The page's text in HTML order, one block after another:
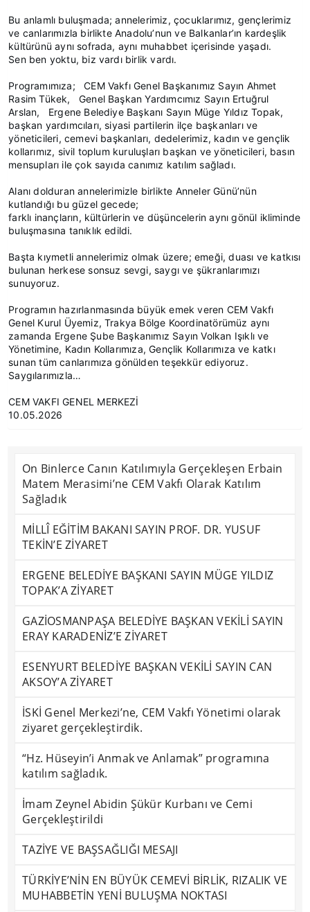
Bu anlamlı buluşmada; annelerimiz, çocuklarımız, gençlerimiz
ve canlarımızla birlikte Anadolu’nun ve Balkanlar’ın kardeşlik
kültürünü aynı sofrada, aynı muhabbet içerisinde yaşadı.
Sen ben yoktu, biz vardı birlik vardı.
Programımıza; CEM Vakfı Genel Başkanımız Sayın Ahmet
Rasim Tükek, Genel Başkan Yardımcımız Sayın Ertuğrul
Arslan, Ergene Belediye Başkanı Sayın Müge Yıldız Topak,
başkan yardımcıları, siyasi partilerin ilçe başkanları ve
yöneticileri, cemevi başkanları, dedelerimiz, kadın ve gençlik
kollarımız, sivil toplum kuruluşları başkan ve yöneticileri, basın
mensupları ile çok sayıda canımız katılım sağladı.
Alanı dolduran annelerimizle birlikte Anneler Günü’nün
kutlandığı bu güzel gecede;
farklı inançların, kültürlerin ve düşüncelerin aynı gönül ikliminde
buluşmasına tanıklık edildi.
Başta kıymetli annelerimiz olmak üzere; emeği, duası ve katkısı
bulunan herkese sonsuz sevgi, saygı ve şükranlarımızı
sunuyoruz.
Programın hazırlanmasında büyük emek veren CEM Vakfı
Genel Kurul Üyemiz, Trakya Bölge Koordinatörümüz aynı
zamanda Ergene Şube Başkanımız Sayın Volkan Işıklı ve
Yönetimine, Kadın Kollarımıza, Gençlik Kollarımıza ve katkı
sunan tüm canlarımıza gönülden teşekkür ediyoruz.
Saygılarımızla…
CEM VAKFI GENEL MERKEZİ
10.05.2026
On Binlerce Canın Katılımıyla Gerçekleşen Erbain
Matem Merasimi’ne CEM Vakfı Olarak Katılım
Sağladık
MİLLÎ EĞİTİM BAKANI SAYIN PROF. DR. YUSUF
TEKİN’E ZİYARET
ERGENE BELEDİYE BAŞKANI SAYIN MÜGE YILDIZ
TOPAK’A ZİYARET
GAZİOSMANPAŞA BELEDİYE BAŞKAN VEKİLİ SAYIN
ERAY KARADENİZ’E ZİYARET
ESENYURT BELEDİYE BAŞKAN VEKİLİ SAYIN CAN
AKSOY’A ZİYARET
İSKİ Genel Merkezi’ne, CEM Vakfı Yönetimi olarak
ziyaret gerçekleştirdik.
“Hz. Hüseyin’i Anmak ve Anlamak” programına
katılım sağladık.
İmam Zeynel Abidin Şükür Kurbanı ve Cemi
Gerçekleştirildi
TAZİYE VE BAŞSAĞLIĞI MESAJI
TÜRKİYE’NİN EN BÜYÜK CEMEVİ BİRLİK, RIZALIK VE
MUHABBETİN YENİ BULUŞMA NOKTASI